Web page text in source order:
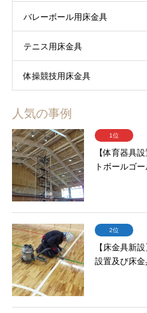
バレーボール用床金具
テニス用床金具
体操競技用床金具
人気の事例
1位
【体育器具
トボールゴ
2位
【床金具新
設置及び床金